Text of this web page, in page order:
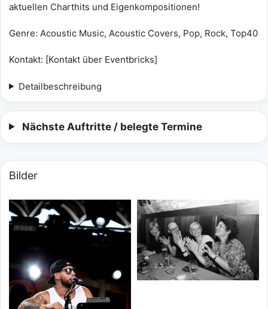
aktuellen Charthits und Eigenkompositionen!
Genre: Acoustic Music, Acoustic Covers, Pop, Rock, Top40
Kontakt: [Kontakt über Eventbricks]
Detailbeschreibung
Nächste Auftritte / belegte Termine
Bilder